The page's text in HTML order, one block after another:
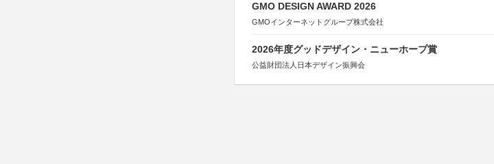
GMO DESIGN AWARD 2026
GMOインターネットグループ株式会社
2026年度グッドデザイン・ニューホープ賞
公益財団法人日本デザイン振興会